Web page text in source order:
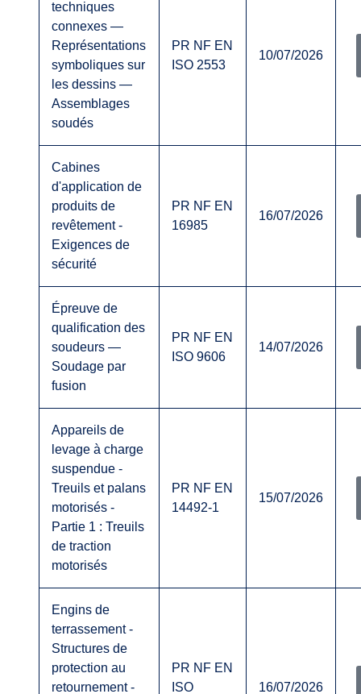
techniques
connexes —
Représentations
symboliques sur
les dessins —
Assemblages
soudés
PR NF EN
ISO 2553
10/07/2026
Cabines
d'application de
produits de
revêtement -
Exigences de
sécurité
PR NF EN
16985
16/07/2026
Épreuve de
qualification des
soudeurs —
Soudage par
fusion
PR NF EN
ISO 9606
14/07/2026
Appareils de
levage à charge
suspendue -
Treuils et palans
motorisés -
Partie 1 : Treuils
de traction
motorisés
PR NF EN
14492-1
15/07/2026
Engins de
terrassement -
Structures de
protection au
retournement -
PR NF EN
ISO
16/07/2026